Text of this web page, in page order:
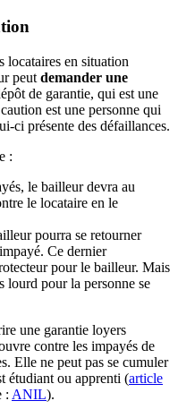
locataires en situation
peut demander une
de garantie, qui est une
est une personne qui
ci présente des défaillances.
:
le bailleur devra au
le locataire en le
pourra se retourner
Ce dernier
pour le bailleur. Mais
lourd pour la personne se
une garantie loyers
contre les impayés de
Elle ne peut pas se cumuler
étudiant ou apprenti (article
: ANIL).